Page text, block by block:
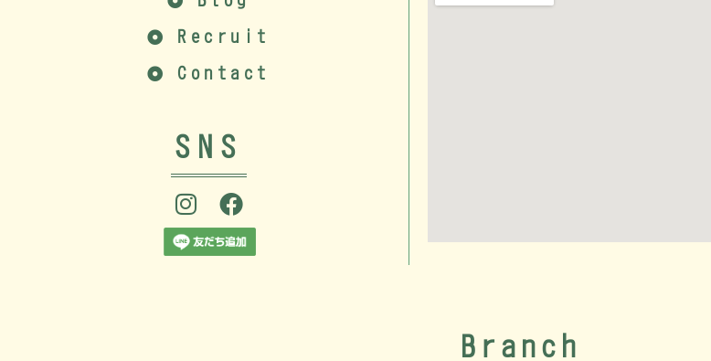
Recruit
Contact
SNS
Branch